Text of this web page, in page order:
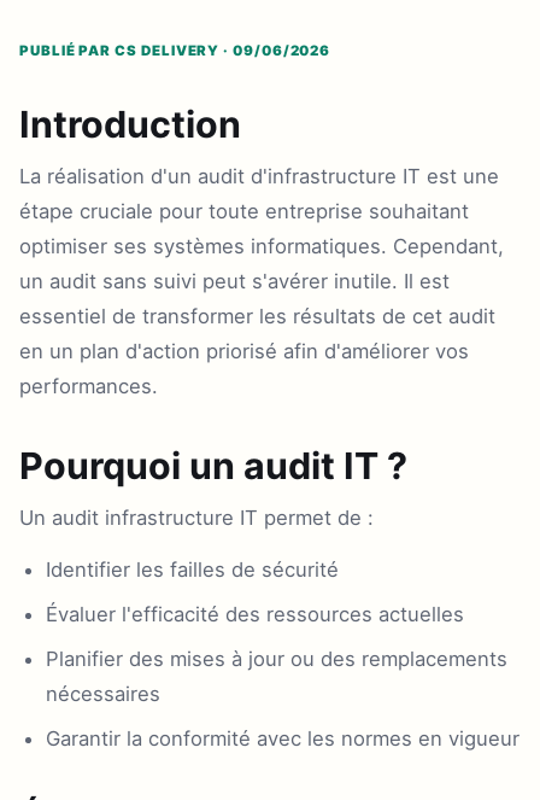
PUBLIÉ PAR CS DELIVERY · 09/06/2026
Introduction
La réalisation d'un audit d'infrastructure IT est une
étape cruciale pour toute entreprise souhaitant
optimiser ses systèmes informatiques. Cependant,
un audit sans suivi peut s'avérer inutile. Il est
essentiel de transformer les résultats de cet audit
en un plan d'action priorisé afin d'améliorer vos
performances.
Pourquoi un audit IT ?
Un audit infrastructure IT permet de :
Identifier les failles de sécurité
Évaluer l'efficacité des ressources actuelles
Planifier des mises à jour ou des remplacements
nécessaires
Garantir la conformité avec les normes en vigueur